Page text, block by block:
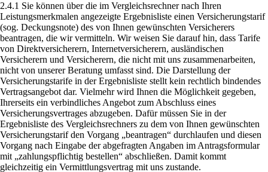
2.4.1 Sie können über die im Vergleichsrechner nach Ihren
Leistungsmerkmalen angezeigte Ergebnisliste einen Versicherungstarif
(sog. Deckungsnote) des von Ihnen gewünschten Versicherers
beantragen, die wir vermitteln. Wir weisen Sie darauf hin, dass Tarife
von Direktversicherern, Internetversicherern, ausländischen
Versicherern und Versicherern, die nicht mit uns zusammenarbeiten,
nicht von unserer Beratung umfasst sind. Die Darstellung der
Versicherungstarife in der Ergebnisliste stellt kein rechtlich bindendes
Vertragsangebot dar. Vielmehr wird Ihnen die Möglichkeit gegeben,
Ihrerseits ein verbindliches Angebot zum Abschluss eines
Versicherungsvertrages abzugeben. Dafür müssen Sie in der
Ergebnisliste des Vergleichsrechners zu dem von Ihnen gewünschten
Versicherungstarif den Vorgang „beantragen“ durchlaufen und diesen
Vorgang nach Eingabe der abgefragten Angaben im Antragsformular
mit „zahlungspflichtig bestellen“ abschließen. Damit kommt
gleichzeitig ein Vermittlungsvertrag mit uns zustande.